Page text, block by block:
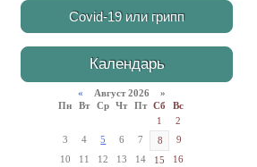
Covid-19 или грипп
Календарь
« Август 2026 »
Пн
Вт Ср Чт Пт Сб
Вс
1
2
3
4 5 6 7 8
9
10
11 12 13 14 15 16